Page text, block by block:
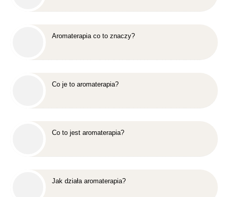
Aromaterapia co to znaczy?
Co je to aromaterapia?
Co to jest aromaterapia?
Jak działa aromaterapia?